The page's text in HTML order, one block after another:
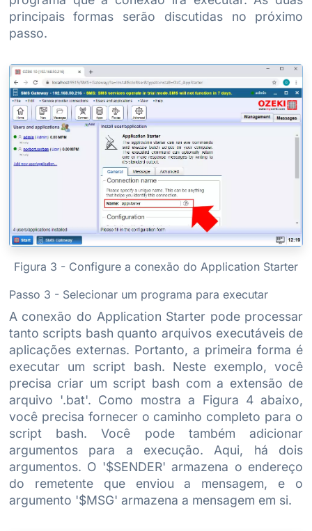
principais formas serão discutidas no próximo
passo.
Figura 3 - Configure a conexão do Application Starter
Passo 3 - Selecionar um programa para executar
A conexão do Application Starter pode processar
tanto scripts bash quanto arquivos executáveis de
aplicações externas. Portanto, a primeira forma é
executar um script bash. Neste exemplo, você
precisa criar um script bash com a extensão de
arquivo '.bat'. Como mostra a Figura 4 abaixo,
você precisa fornecer o caminho completo para o
script bash. Você pode também adicionar
argumentos para a execução. Aqui, há dois
argumentos. O '$SENDER' armazena o endereço
do remetente que enviou a mensagem, e o
argumento '$MSG' armazena a mensagem em si.